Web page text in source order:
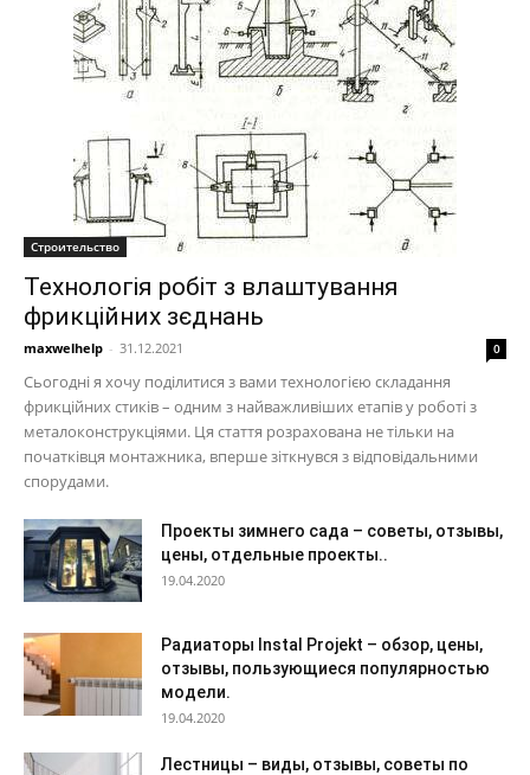
Строительство
Технологія робіт з влаштування
фрикційних зєднань
maxwelhelp - 31.12.2021 0
Сьогодні я хочу поділитися з вами технологією складання
фрикційних стиків – одним з найважливіших етапів у роботі з
металоконструкціями. Ця стаття розрахована не тільки на
початківця монтажника, вперше зіткнувся з відповідальними
спорудами.
Проекты зимнего сада – советы, отзывы,
цены, отдельные проекты..
19.04.2020
Радиаторы Instal Projekt – обзор, цены,
отзывы, пользующиеся популярностью
модели.
19.04.2020
Лестницы – виды, отзывы, советы по